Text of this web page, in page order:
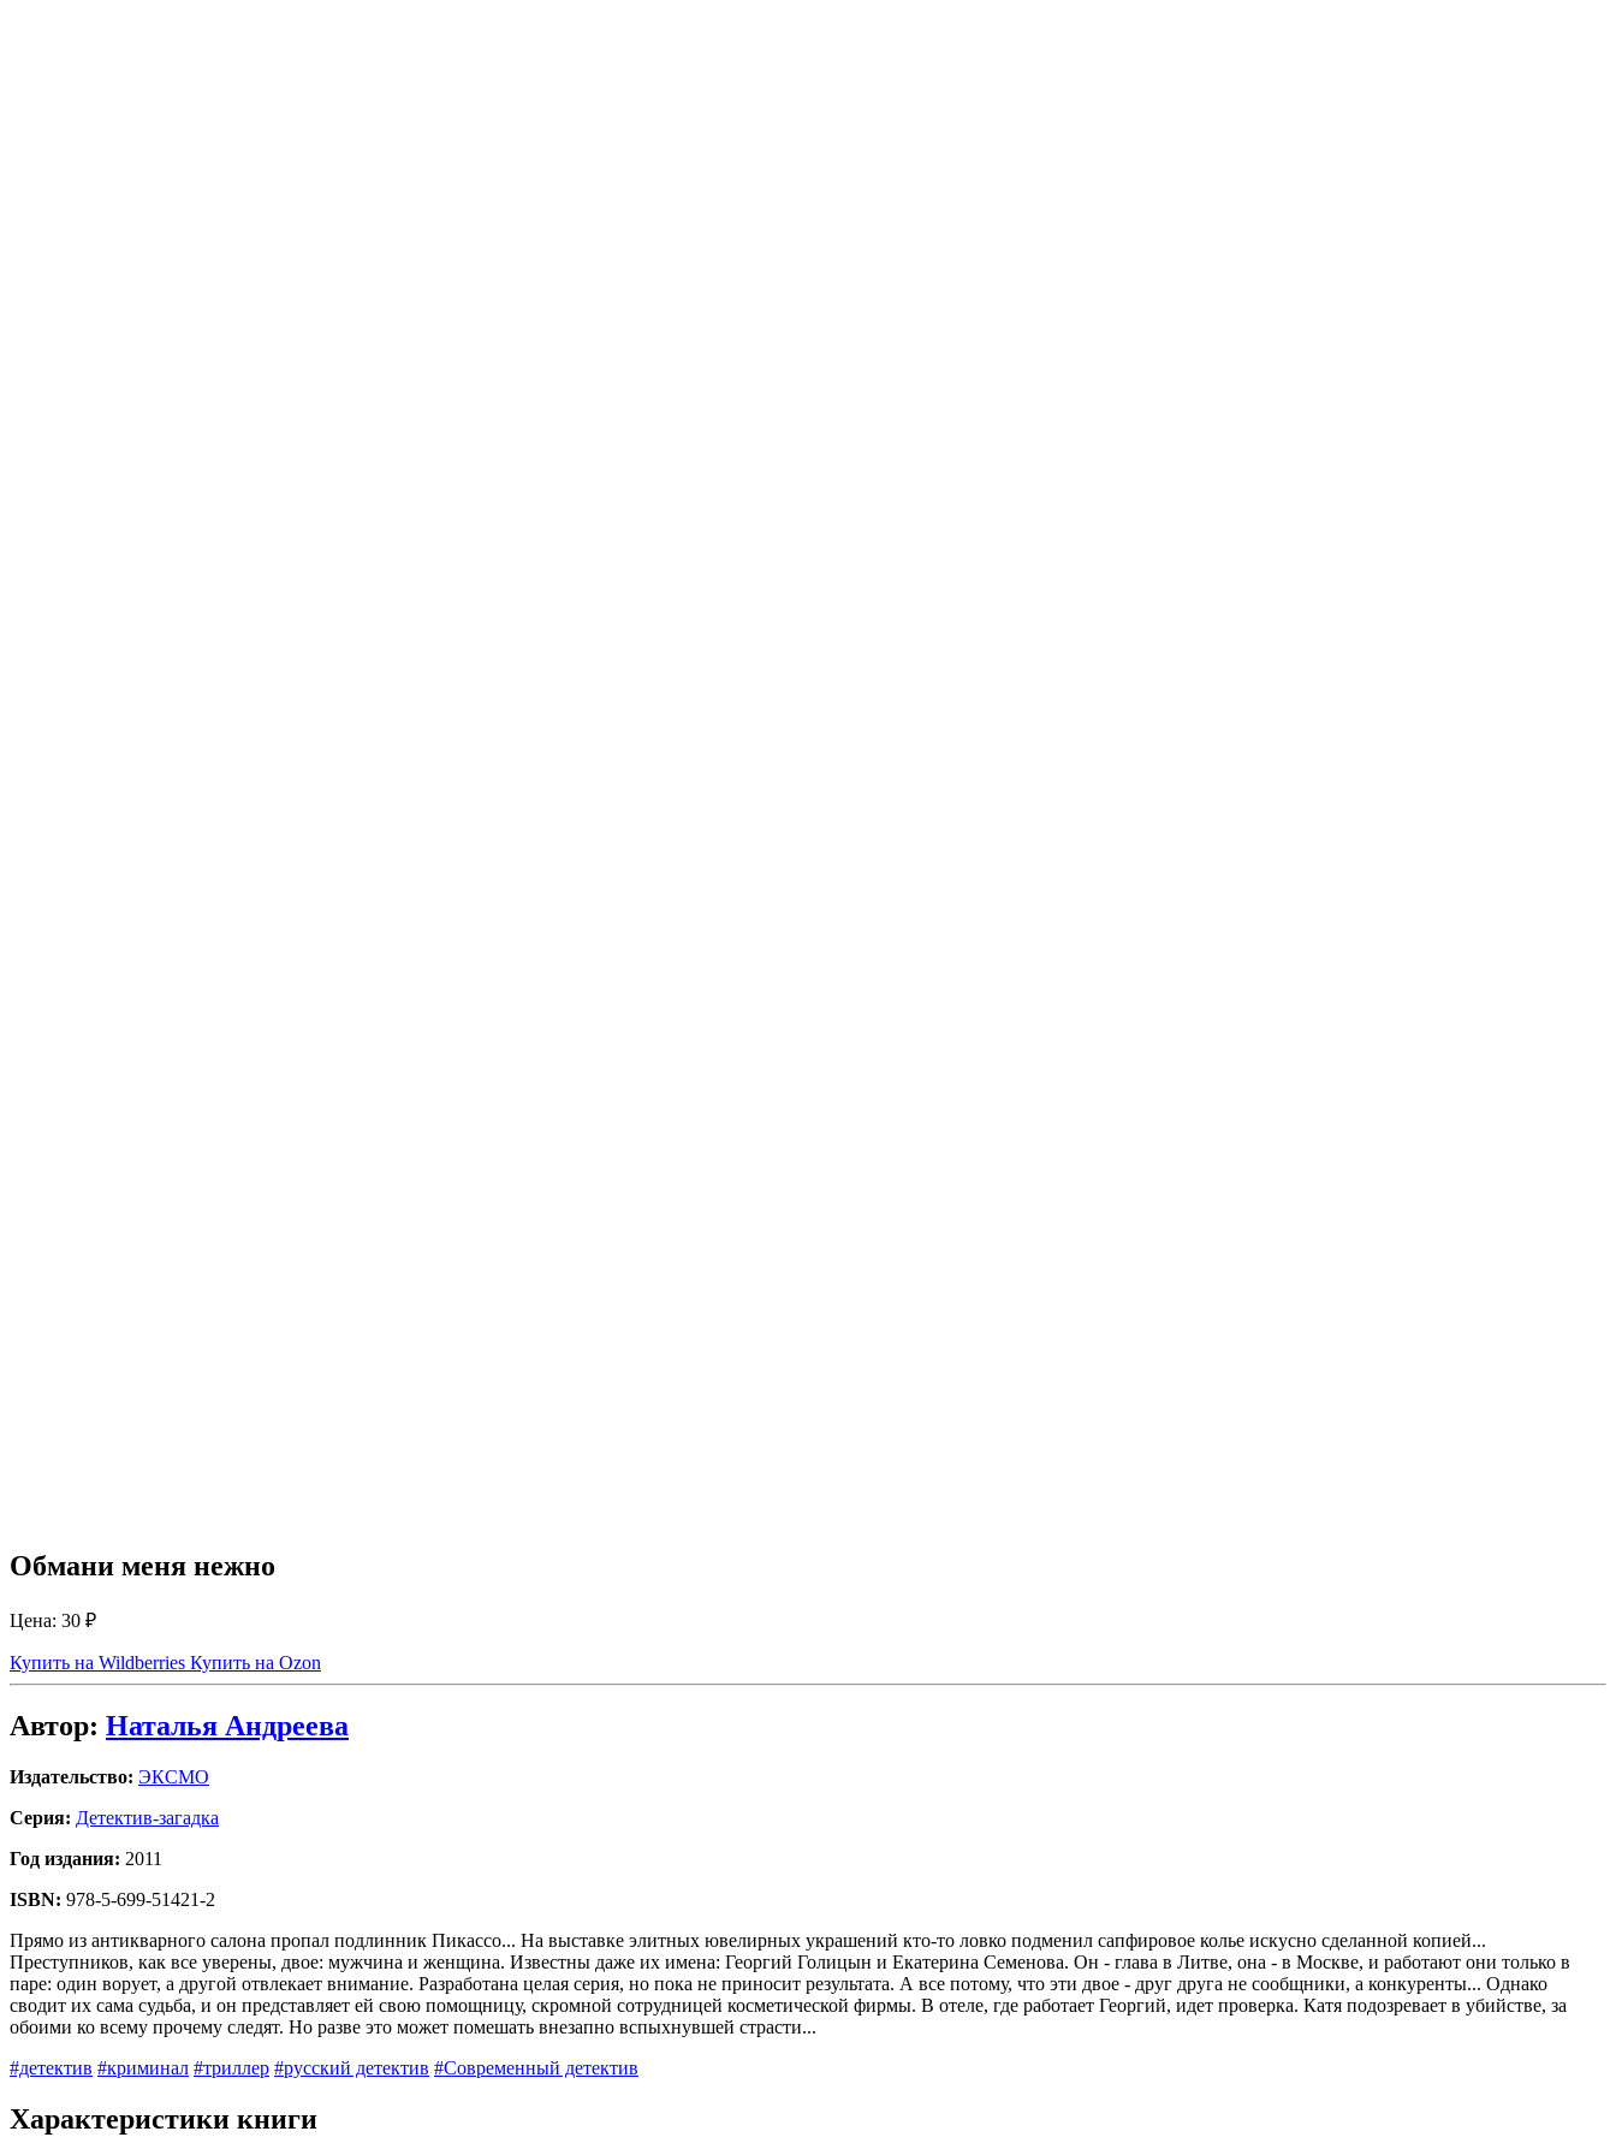
Обмани меня нежно
Цена: 30 ₽
Купить на Wildberries Купить на Ozon
Автор: Наталья Андреева
Издательство: ЭКСМО
Серия: Детектив-загадка
Год издания: 2011
ISBN: 978-5-699-51421-2
Прямо из антикварного салона пропал подлинник Пикассо... На выставке элитных ювелирных украшений кто-то ловко подменил сапфировое колье искусно сделанной копией...
Преступников, как все уверены, двое: мужчина и женщина. Известны даже их имена: Георгий Голицын и Екатерина Семенова. Он - глава в Литве, она - в Москве, и работают они только в
паре: один ворует, а другой отвлекает внимание. Разработана целая серия, но пока не приносит результата. А все потому, что эти двое - друг друга не сообщники, а конкуренты... Однако
сводит их сама судьба, и он представляет ей свою помощницу, скромной сотрудницей косметической фирмы. В отеле, где работает Георгий, идет проверка. Катя подозревает в убийстве, за
обоими ко всему прочему следят. Но разве это может помешать внезапно вспыхнувшей страсти...
#детектив #криминал #триллер #русский детектив #Современный детектив
Характеристики книги